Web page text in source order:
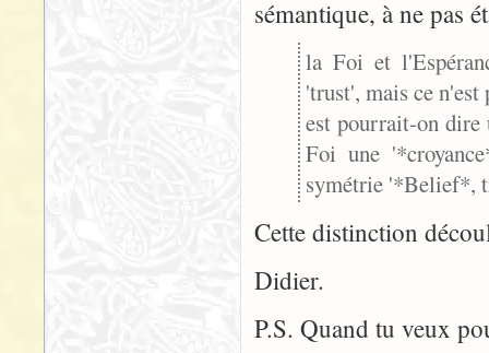
sémantique, à ne pas
la Foi et
'trust', mais ce n'est
est pourrait-on
Foi une
symétrie '*Belief*,
Cette distinction
Didier.
P.S. Quand tu veux